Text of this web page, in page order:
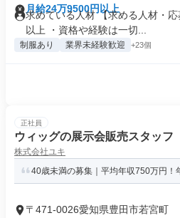
月給24万9500円以上
求めている人材 【求める人材・
以上 ・資格や経験は一切...
制服あり 業界未経験歓迎 +23個
正社員
ウィッグの展示会販売スタッフ
株式会社ユキ
40歳未満の募集｜平均年収750万円！
〒471-0026愛知県豊田市若宮町